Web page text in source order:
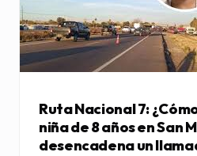
Ruta Nacional 7:
niña de 8 años en San
desencadena un